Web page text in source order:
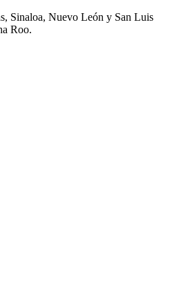
Sinaloa, Nuevo León y San Luis
Roo.